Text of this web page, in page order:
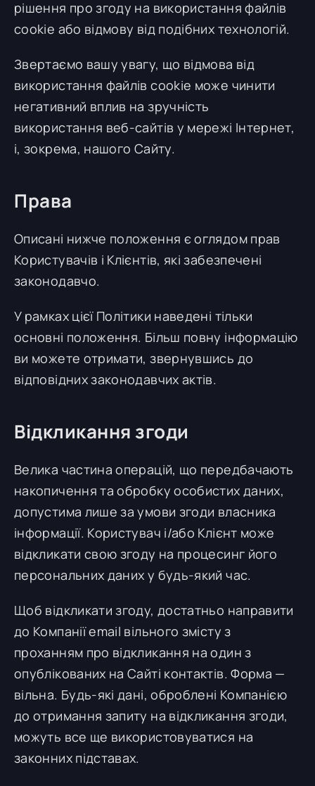
рішення про згоду на використання файлів
cookie або відмову від подібних технологій.
Звертаємо вашу увагу, що відмова від
використання файлів cookie може чинити
негативний вплив на зручність
використання веб-сайтів у мережі Інтернет,
і, зокрема, нашого Сайту.
Права
Описані нижче положення є оглядом прав
Користувачів і Клієнтів, які забезпечені
законодавчо.
У рамках цієї Політики наведені тільки
основні положення. Більш повну інформацію
ви можете отримати, звернувшись до
відповідних законодавчих актів.
Відкликання згоди
Велика частина операцій, що передбачають
накопичення та обробку особистих даних,
допустима лише за умови згоди власника
інформації. Користувач і/або Клієнт може
відкликати свою згоду на процесинг його
персональних даних у будь-який час.
Щоб відкликати згоду, достатньо направити
до Компанії email вільного змісту з
проханням про відкликання на один з
опублікованих на Сайті контактів. Форма —
вільна. Будь-які дані, оброблені Компанією
до отримання запиту на відкликання згоди,
можуть все ще використовуватися на
законних підставах.